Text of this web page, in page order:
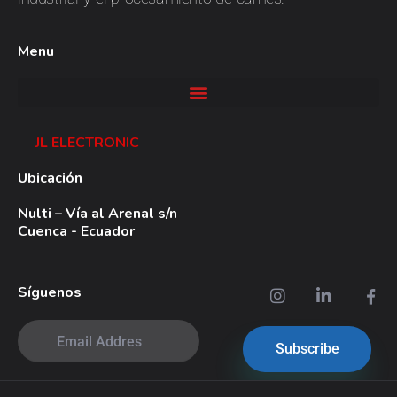
Menu
JL ELECTRONIC
Ubicación
Nulti – Vía al Arenal s/n
Cuenca - Ecuador
Síguenos